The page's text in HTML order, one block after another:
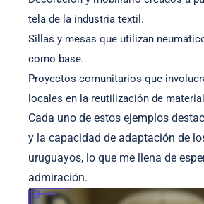
tela de la industria textil.
Sillas y mesas que utilizan
como base.
Proyectos comunitarios que
locales en la reutilización de
Cada uno de estos ejemplos
y la capacidad de adaptación de
uruguayos, lo que me llena de
admiración.